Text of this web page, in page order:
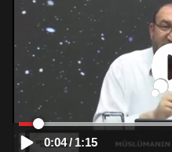
0:04/ 1:15